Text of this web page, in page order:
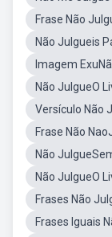
Frase Não
Não Julgueis
Imagem
Não JulgueO
Versículo Não
Frase Não
Não
Não JulgueO
Frases Não
Frases Iguais